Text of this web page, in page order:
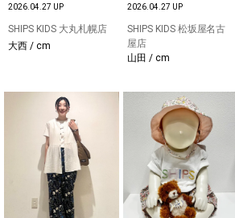
2026.04.27 UP
SHIPS KIDS 大丸札幌店
大西 / cm
2026.04.27 UP
SHIPS KIDS 松坂屋名古
屋店
山田 / cm